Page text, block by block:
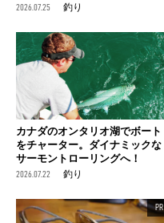
2026.07.25 釣り
カナダのオンタリオ湖でボート
をチャーター。ダイナミックな
サーモントローリングへ！
2026.07.22 釣り
PR